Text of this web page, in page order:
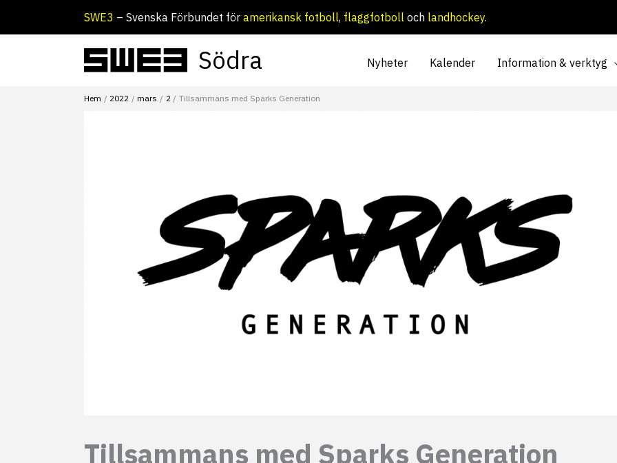
SWE3 – Svenska Förbundet för amerikansk fotboll, flaggfotboll och landhockey.
Södra Nyheter Kalender Information & verktyg
Hem 2022 mars 2 Tillsammans med Sparks Generation
Tillsammans med Sparks Generation